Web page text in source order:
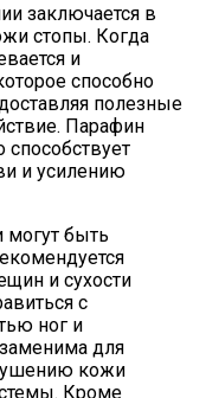
заключается в
стопы. Когда
и
способно
полезные
Парафин
и усилению
могут быть
и сухости
с
ног и
для
кожи
Кроме